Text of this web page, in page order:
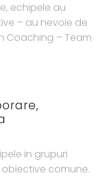
echipele au
– au nevoie de
Coaching – Team
in grupuri
comune.